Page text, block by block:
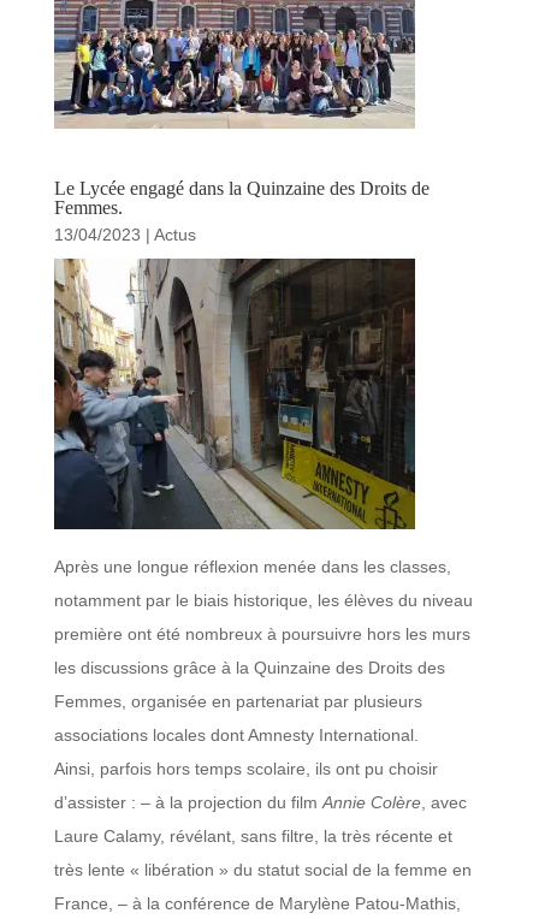
‌Le Lycée engagé dans la Quinzaine des Droits de
Femmes.
13/04/2023 | Actus
Après une longue réflexion menée dans les classes,
notamment par le biais historique, les élèves du niveau
première ont été nombreux à poursuivre hors les murs
les discussions grâce à la Quinzaine des Droits des
Femmes, organisée en partenariat par plusieurs
associations locales dont Amnesty International.
Ainsi, parfois hors temps scolaire, ils ont pu choisir
d’assister : – à la projection du film Annie Colère, avec
Laure Calamy, révélant, sans filtre, la très récente et
très lente « libération » du statut social de la femme en
France, – à la conférence de Marylène Patou-Mathis,